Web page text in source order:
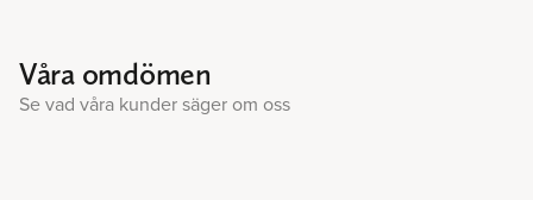
Våra omdömen
Se vad våra kunder säger om oss